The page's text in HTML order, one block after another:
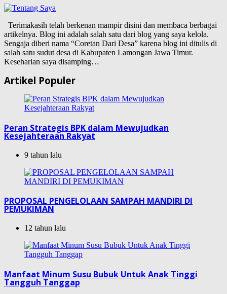
Terimakasih telah berkenan mampir disini dan membaca berbagai
artikelnya. Blog ini adalah salah satu dari blog yang saya kelola.
Sengaja diberi nama “Coretan Dari Desa” karena blog ini ditulis di
salah satu sudut desa di Kabupaten Lamongan Jawa Timur.
Keseharian saya disamping…
Artikel Populer
Peran Strategis BPK dalam Mewujudkan
Kesejahteraan Rakyat
9 tahun lalu
PROPOSAL PENGELOLAAN SAMPAH MANDIRI DI
PEMUKIMAN
12 tahun lalu
Manfaat Minum Susu Bubuk Untuk Anak Tinggi
Tangguh Tanggap